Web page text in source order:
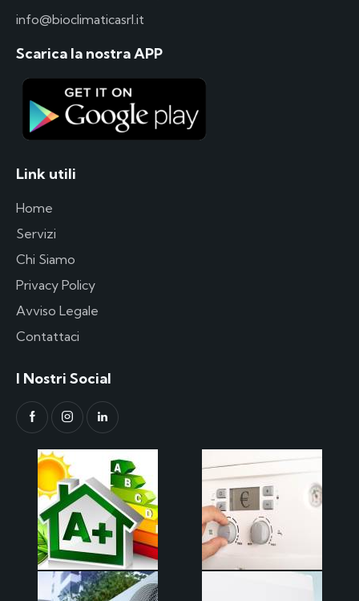
info@bioclimaticasrl.it
Scarica la nostra APP
Link utili
Home
Servizi
Chi Siamo
Privacy Policy
Avviso Legale
Contattaci
I Nostri Social